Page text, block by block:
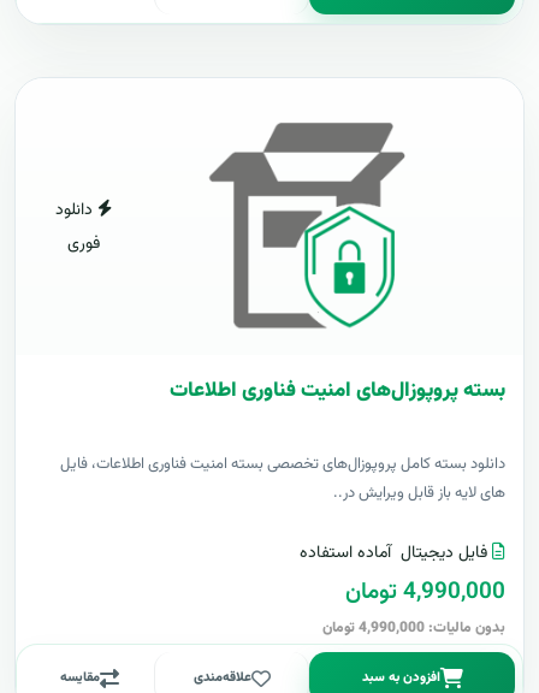
دانلود
فوری
بسته پروپوزال‌های امنیت فناوری اطلاعات
دانلود بسته کامل پروپوزال‌های تخصصی بسته امنیت فناوری اطلاعات، فایل
های لایه باز قابل ویرایش در..
فایل دیجیتال آماده استفاده
4,990,000 تومان
بدون مالیات: 4,990,000 تومان
افزودن به سبد علاقه‌مندی مقایسه